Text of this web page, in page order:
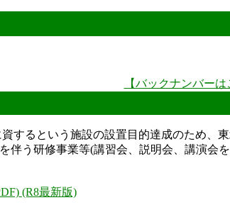
【バックナンバーは
るという施設の設置目的達成のため、東
う研修事業等(講習会、説明会、講演会
(R8最新版)